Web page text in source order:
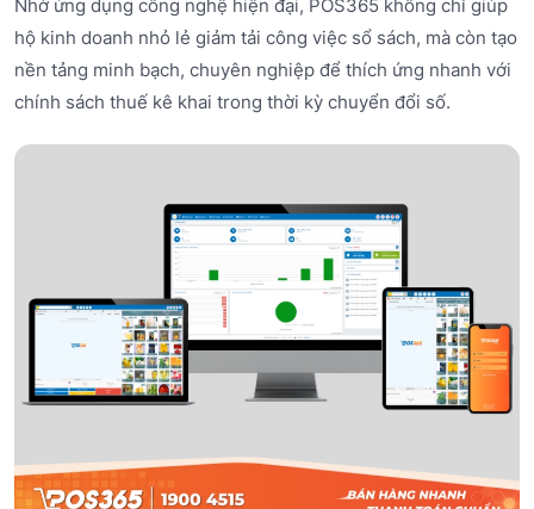
Nhờ ứng dụng công nghệ hiện đại, POS365 không chỉ giúp
hộ kinh doanh nhỏ lẻ giảm tải công việc sổ sách, mà còn tạo
nền tảng minh bạch, chuyên nghiệp để thích ứng nhanh với
chính sách thuế kê khai trong thời kỳ chuyển đổi số.